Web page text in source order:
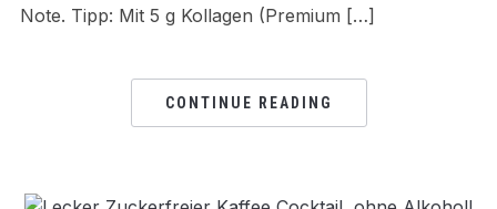
Note. Tipp: Mit 5 g Kollagen (Premium […]
CONTINUE READING